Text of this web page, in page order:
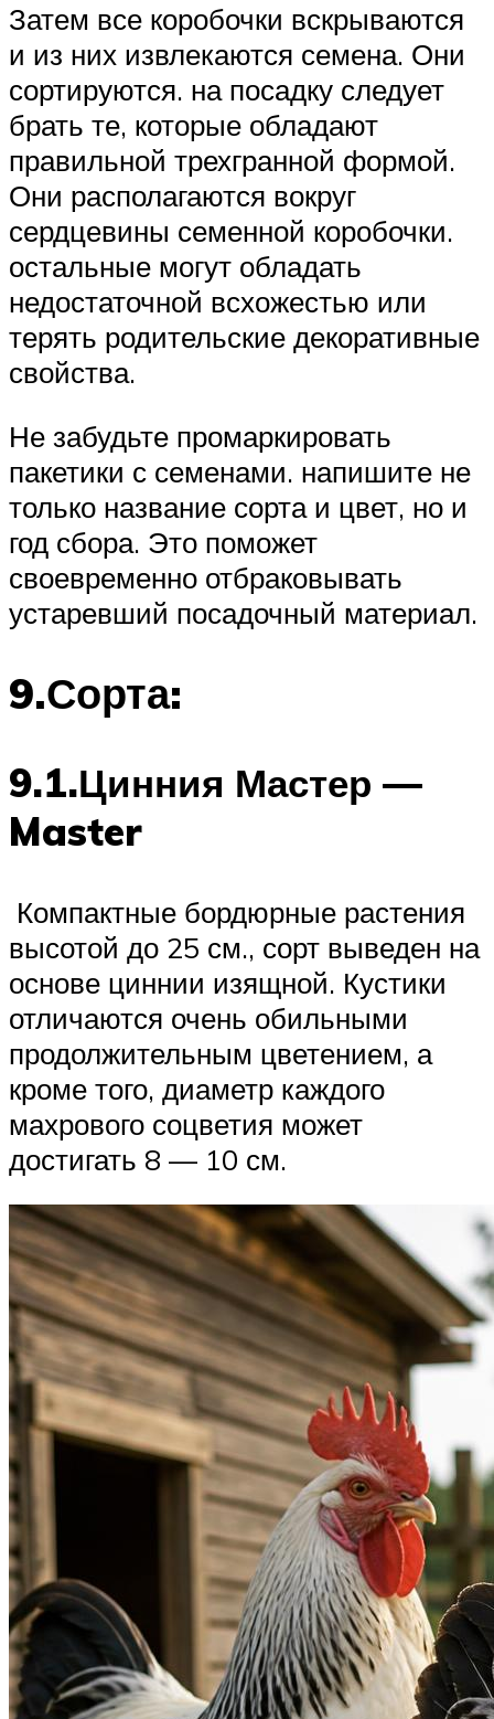
Затем все коробочки вскрываются
и из них извлекаются семена. Они
сортируются. на посадку следует
брать те, которые обладают
правильной трехгранной формой.
Они располагаются вокруг
сердцевины семенной коробочки.
остальные могут обладать
недостаточной всхожестью или
терять родительские декоративные
свойства.
Не забудьте промаркировать
пакетики с семенами. напишите не
только название сорта и цвет, но и
год сбора. Это поможет
своевременно отбраковывать
устаревший посадочный материал.
9.Сорта:
9.1.Цинния Мастер —
Master
Компактные бордюрные растения
высотой до 25 см., сорт выведен на
основе циннии изящной. Кустики
отличаются очень обильными
продолжительным цветением, а
кроме того, диаметр каждого
махрового соцветия может
достигать 8 — 10 см.